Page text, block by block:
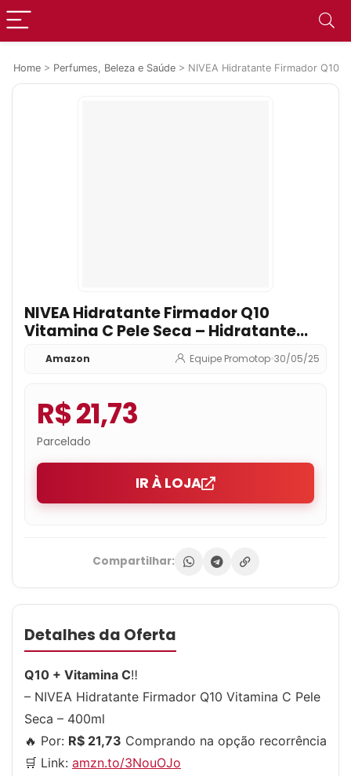
Home > Perfumes, Beleza e Saúde > NIVEA Hidratante Firmador Q10
NIVEA Hidratante Firmador Q10
Vitamina C Pele Seca – Hidratante
que melhora a elasticidade da pele
em 10 dias, previne a flacidez e ainda
seca – 400ml
Amazon Equipe Promotop•30/05/25
R$ 21,73
Parcelado
IR À LOJA
Compartilhar:
Detalhes da Oferta
Q10 + Vitamina C‼
– NIVEA Hidratante Firmador Q10 Vitamina C Pele
Seca – 400ml
🔥 Por: R$ 21,73 Comprando na opção recorrência
🛒 Link: amzn.to/3NouOJo